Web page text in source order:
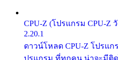
CPU-Z (โปรแกรม CPU-Z
2.20.1
ดาวน์โหลด CPU-Z โปรแก
ปรแกรม ที่ทุกคน น่าจะมีติด